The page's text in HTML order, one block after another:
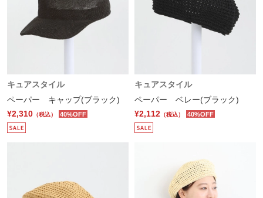
キュアスタイル
ペーパー キャップ(ブラック)
¥2,310 （税込） 40%OFF
キュアスタイル
ペーパー ベレー(ブラック)
¥2,112 （税込） 40%OFF